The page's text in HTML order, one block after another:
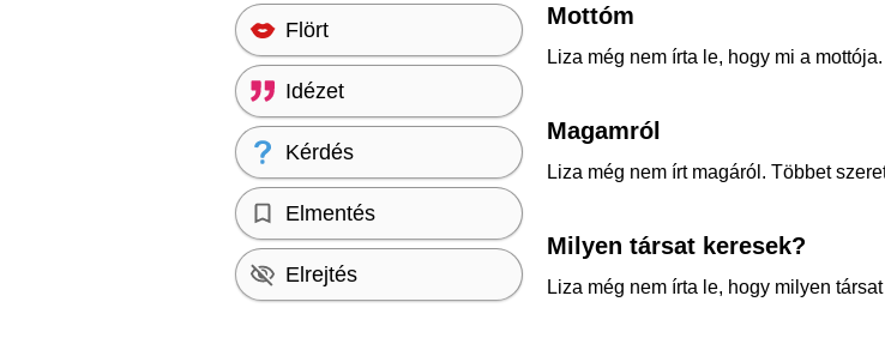
Mottóm
Liza még nem írta le, hogy mi a mottója.
Magamról
Liza még nem írt magáról. Többet
Milyen társat keresek?
Liza még nem írta le, hogy milyen
Flört
Idézet
Kérdés
Elmentés
Elrejtés